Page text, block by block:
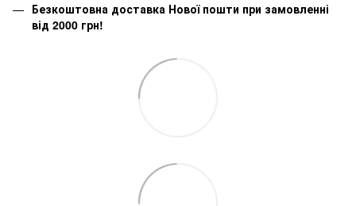
Безкоштовна доставка Нової пошти при замовленні
від 2000 грн!